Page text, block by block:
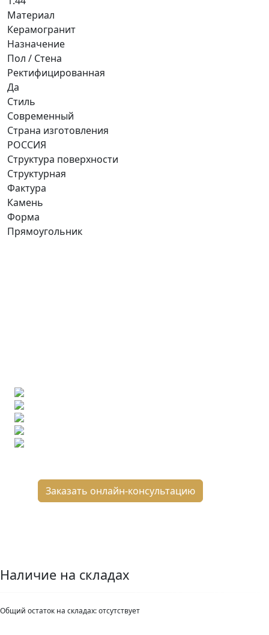
Материал
Керамогранит
Назначение
Пол / Стена
Ректифицированная
Да
Стиль
Современный
Страна изготовления
РОССИЯ
Структура поверхности
Структурная
Фактура
Камень
Форма
Прямоугольник
Заказать онлайн-консультацию
Наличие на складах
Общий остаток на складах:отсутствует